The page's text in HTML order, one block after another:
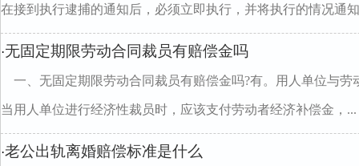
在接到执行逮捕的通知后，必须立即执行，并将执行的情况通
·无固定期限劳动合同裁员有赔偿金吗
一、无固定期限劳动合同裁员有赔偿金吗?有。用人单位与
当用人单位进行经济性裁员时，应该支付劳动者经济补偿金，...
·老公出轨离婚赔偿标准是什么